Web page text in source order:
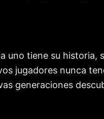
uno tiene su
jugadores nunca
generaciones